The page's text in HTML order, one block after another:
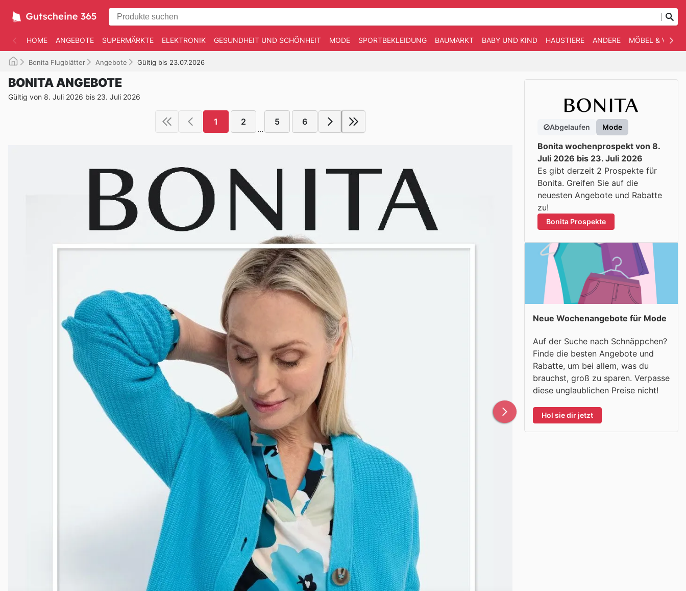
HOME ANGEBOTE SUPERMÄRKTE ELEKTRONIK GESUNDHEIT UND SCHÖNHEIT MODE SPORTBEKLEIDUNG BAUMARKT BABY UND KIND HAUSTIERE ANDERE MÖBEL &
Bonita Flugblätter Angebote Gültig bis 23.07.2026
BONITA ANGEBOTE
Gültig von 8. Juli 2026 bis 23. Juli 2026
1 2
...
5 6
Abgelaufen Mode
Bonita wochenprospekt von 8.
Juli 2026 bis 23. Juli 2026
Es gibt derzeit 2 Prospekte für
Bonita. Greifen Sie auf die
neuesten Angebote und Rabatte
zu!
Bonita Prospekte
Neue Wochenangebote für Mode
Auf der Suche nach Schnäppchen?
Finde die besten Angebote und
Rabatte, um bei allem, was du
brauchst, groß zu sparen. Verpasse
diese unglaublichen Preise nicht!
Hol sie dir jetzt